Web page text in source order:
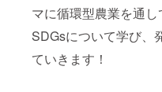
マに循環型農業を通し
SDGsについて学び、
ていきます！